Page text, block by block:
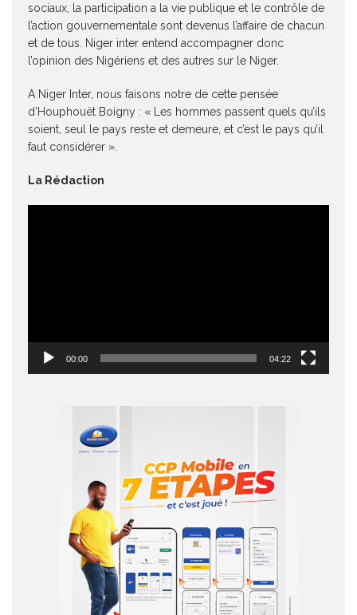
sociaux, la participation a la vie publique et le contrôle de
l’action gouvernementale sont devenus l’affaire de chacun
et de tous. Niger inter entend accompagner donc
l’opinion des Nigériens et des autres sur le Niger.
A Niger Inter, nous faisons notre de cette pensée
d’Houphouët Boigny : « Les hommes passent quels qu’ils
soient, seul le pays reste et demeure, et c’est le pays qu’il
faut considérer ».
La Rédaction
00:00 04:22